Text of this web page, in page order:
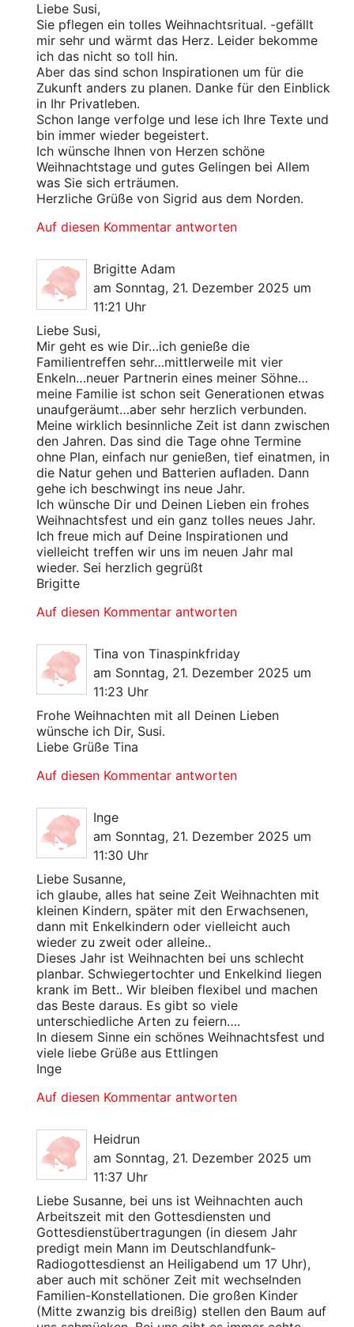
Liebe Susi,
Sie pflegen ein tolles Weihnachtsritual. -gefällt
mir sehr und wärmt das Herz. Leider bekomme
ich das nicht so toll hin.
Aber das sind schon Inspirationen um für die
Zukunft anders zu planen. Danke für den Einblick
in Ihr Privatleben.
Schon lange verfolge und lese ich Ihre Texte und
bin immer wieder begeistert.
Ich wünsche Ihnen von Herzen schöne
Weihnachtstage und gutes Gelingen bei Allem
was Sie sich erträumen.
Herzliche Grüße von Sigrid aus dem Norden.
Auf diesen Kommentar antworten
Brigitte Adam
am Sonntag, 21. Dezember 2025 um
11:21 Uhr
Liebe Susi,
Mir geht es wie Dir…ich genieße die
Familientreffen sehr…mittlerweile mit vier
Enkeln…neuer Partnerin eines meiner Söhne…
meine Familie ist schon seit Generationen etwas
unaufgeräumt…aber sehr herzlich verbunden.
Meine wirklich besinnliche Zeit ist dann zwischen
den Jahren. Das sind die Tage ohne Termine
ohne Plan, einfach nur genießen, tief einatmen, in
die Natur gehen und Batterien aufladen. Dann
gehe ich beschwingt ins neue Jahr.
Ich wünsche Dir und Deinen Lieben ein frohes
Weihnachtsfest und ein ganz tolles neues Jahr.
Ich freue mich auf Deine Inspirationen und
vielleicht treffen wir uns im neuen Jahr mal
wieder. Sei herzlich gegrüßt
Brigitte
Auf diesen Kommentar antworten
Tina von Tinaspinkfriday
am Sonntag, 21. Dezember 2025 um
11:23 Uhr
Frohe Weihnachten mit all Deinen Lieben
wünsche ich Dir, Susi.
Liebe Grüße Tina
Auf diesen Kommentar antworten
Inge
am Sonntag, 21. Dezember 2025 um
11:30 Uhr
Liebe Susanne,
ich glaube, alles hat seine Zeit Weihnachten mit
kleinen Kindern, später mit den Erwachsenen,
dann mit Enkelkindern oder vielleicht auch
wieder zu zweit oder alleine..
Dieses Jahr ist Weihnachten bei uns schlecht
planbar. Schwiegertochter und Enkelkind liegen
krank im Bett.. Wir bleiben flexibel und machen
das Beste daraus. Es gibt so viele
unterschiedliche Arten zu feiern….
In diesem Sinne ein schönes Weihnachtsfest und
viele liebe Grüße aus Ettlingen
Inge
Auf diesen Kommentar antworten
Heidrun
am Sonntag, 21. Dezember 2025 um
11:37 Uhr
Liebe Susanne, bei uns ist Weihnachten auch
Arbeitszeit mit den Gottesdiensten und
Gottesdienstübertragungen (in diesem Jahr
predigt mein Mann im Deutschlandfunk-
Radiogottesdienst an Heiligabend um 17 Uhr),
aber auch mit schöner Zeit mit wechselnden
Familien-Konstellationen. Die großen Kinder
(Mitte zwanzig bis dreißig) stellen den Baum auf